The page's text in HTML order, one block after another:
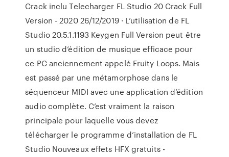
Crack inclu Telecharger FL Studio 20 Crack Full
Version - 2020 26/12/2019 · L’utilisation de FL
Studio 20.5.1.1193 Keygen Full Version peut être
un studio d’édition de musique efficace pour
ce PC anciennement appelé Fruity Loops. Mais
est passé par une métamorphose dans le
séquenceur MIDI avec une application d’édition
audio complète. C’est vraiment la raison
principale pour laquelle vous devez
télécharger le programme d’installation de FL
Studio Nouveaux effets HFX gratuits -